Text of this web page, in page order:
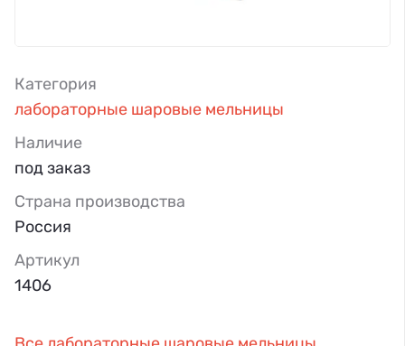
Категория
лабораторные шаровые мельницы
Наличие
под заказ
Страна производства
Россия
Артикул
1406